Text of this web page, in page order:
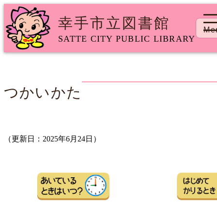
幸手市立図書館
SATTE CITY PUBLIC LIBRARY
トップページ>キッズむけページ> つかいかた
つかいかた
（更新日：2025年6月24日）